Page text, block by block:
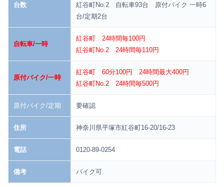
台数
紅谷町No.2 自転車93台 原付バイク 一時6
台/定期2台
自転車/一時
紅谷町 24時間毎100円
紅谷町No.2 24時間毎110円
原付バイク/一時
紅谷町 60分100円 24時間最大400円
紅谷町No.2 24時間毎500円
原付バイク/定期 要確認
住所 神奈川県平塚市紅谷町16-20/16-23
電話 0120-89-0254
備考 バイク可